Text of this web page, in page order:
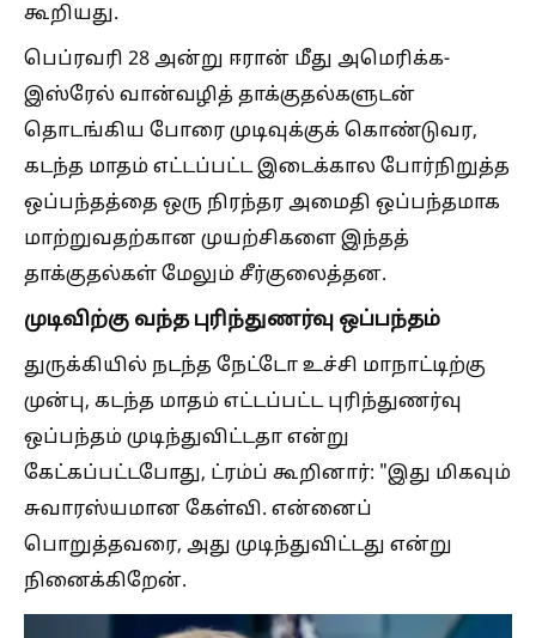
கூறியது.
பெப்ரவரி 28 அன்று ஈரான் மீது அமெரிக்க-
இஸ்ரேல் வான்வழித் தாக்குதல்களுடன்
தொடங்கிய போரை முடிவுக்குக் கொண்டுவர,
கடந்த மாதம் எட்டப்பட்ட இடைக்கால போர்நிறுத்த
ஒப்பந்தத்தை ஒரு நிரந்தர அமைதி ஒப்பந்தமாக
மாற்றுவதற்கான முயற்சிகளை இந்தத்
தாக்குதல்கள் மேலும் சீர்குலைத்தன.
முடிவிற்கு வந்த புரிந்துணர்வு ஒப்பந்தம்
துருக்கியில் நடந்த நேட்டோ உச்சி மாநாட்டிற்கு
முன்பு, கடந்த மாதம் எட்டப்பட்ட புரிந்துணர்வு
ஒப்பந்தம் முடிந்துவிட்டதா என்று
கேட்கப்பட்டபோது, ட்ரம்ப் கூறினார்: "இது மிகவும்
சுவாரஸ்யமான கேள்வி. என்னைப்
பொறுத்தவரை, அது முடிந்துவிட்டது என்று
நினைக்கிறேன்.